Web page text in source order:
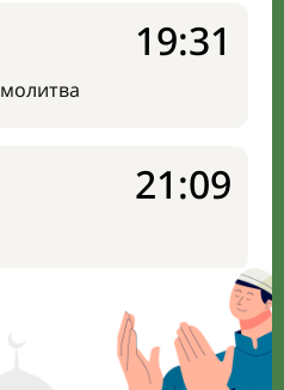
19:31
21:09